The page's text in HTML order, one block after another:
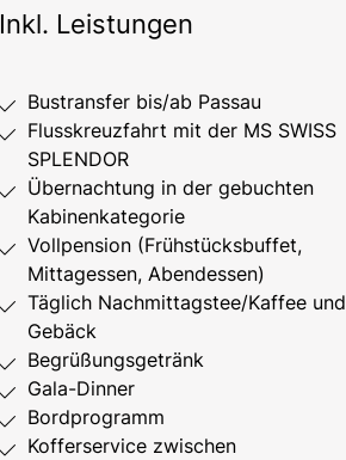
Inkl. Leistungen
Bustransfer bis/ab Passau
Flusskreuzfahrt mit der MS SWISS
SPLENDOR
Übernachtung in der gebuchten
Kabinenkategorie
Vollpension (Frühstücksbuffet,
Mittagessen, Abendessen)
Täglich Nachmittagstee/Kaffee und
Gebäck
Begrüßungsgetränk
Gala-Dinner
Bordprogramm
Kofferservice zwischen